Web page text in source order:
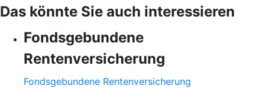
Das könnte Sie auch interessieren
Fondsgebundene
Rentenversicherung
Fondsgebundene Rentenversicherung